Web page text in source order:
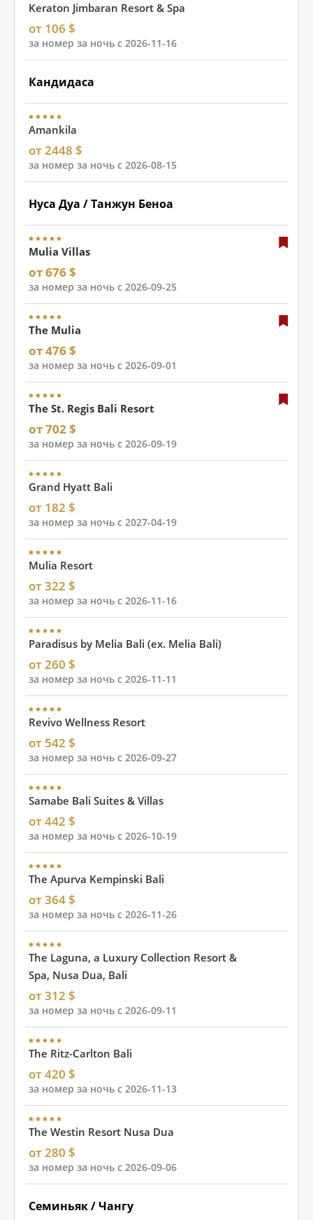
Keraton Jimbaran Resort & Spa
от 106 $
за номер за ночь с 2026-11-16
Кандидаса
Amankila
от 2448 $
за номер за ночь с 2026-08-15
Нуса Дуа / Танжун Беноа
Mulia Villas
от 676 $
за номер за ночь с 2026-09-25
The Mulia
от 476 $
за номер за ночь с 2026-09-01
The St. Regis Bali Resort
от 702 $
за номер за ночь с 2026-09-19
Grand Hyatt Bali
от 182 $
за номер за ночь с 2027-04-19
Mulia Resort
от 322 $
за номер за ночь с 2026-11-16
Paradisus by Melia Bali (ex. Melia Bali)
от 260 $
за номер за ночь с 2026-11-11
Revivo Wellness Resort
от 542 $
за номер за ночь с 2026-09-27
Samabe Bali Suites & Villas
от 442 $
за номер за ночь с 2026-10-19
The Apurva Kempinski Bali
от 364 $
за номер за ночь с 2026-11-26
The Laguna, a Luxury Collection Resort &
Spa, Nusa Dua, Bali
от 312 $
за номер за ночь с 2026-09-11
The Ritz-Carlton Bali
от 420 $
за номер за ночь с 2026-11-13
The Westin Resort Nusa Dua
от 280 $
за номер за ночь с 2026-09-06
Семиньяк / Чангу